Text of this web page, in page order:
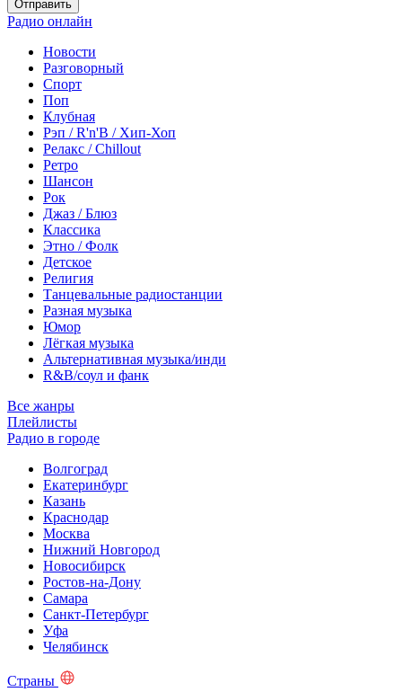
Отправить
Радио онлайн
Новости
Разговорный
Спорт
Поп
Клубная
Рэп / R'n'B / Хип-Хоп
Релакс / Chillout
Ретро
Шансон
Рок
Джаз / Блюз
Классика
Этно / Фолк
Детское
Религия
Танцевальные радиостанции
Разная музыка
Юмор
Лёгкая музыка
Альтернативная музыка/инди
R&B/cоул и фанк
Все жанры
Плейлисты
Радио в городе
Волгоград
Екатеринбург
Казань
Краснодар
Москва
Нижний Новгород
Новосибирск
Ростов-на-Дону
Самара
Санкт-Петербург
Уфа
Челябинск
Страны